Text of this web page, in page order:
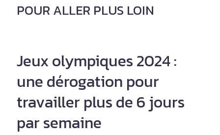
POUR ALLER PLUS LOIN
Jeux olympiques 2024 :
une dérogation pour
travailler plus de 6 jours
par semaine